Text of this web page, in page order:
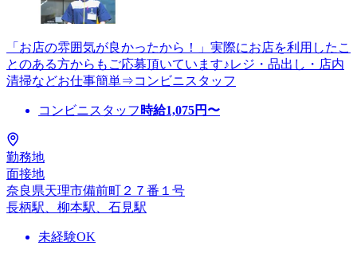
「お店の雰囲気が良かったから！」実際にお店を利用したこ
とのある方からもご応募頂いています♪レジ・品出し・店内
清掃などお仕事簡単⇒コンビニスタッフ
コンビニスタッフ 時給1,075円〜
勤務地
面接地
奈良県天理市備前町２７番１号
長柄駅、柳本駅、石見駅
未経験OK